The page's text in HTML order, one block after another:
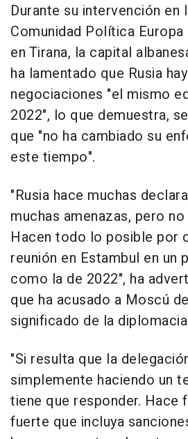
Durante su intervención en
Comunidad Política
en Tirana, la capital
ha lamentado que Rusia
negociaciones "el mismo
2022", lo que demuestra,
que "no ha cambiado su
este tiempo".
"Rusia hace muchas
muchas amenazas, pero
Hacen todo lo posible por
reunión en Estambul en un
como la de 2022", ha
que ha acusado a Moscú
significado de la
"Si resulta que la
simplemente haciendo un
tiene que responder. Hace
fuerte que incluya